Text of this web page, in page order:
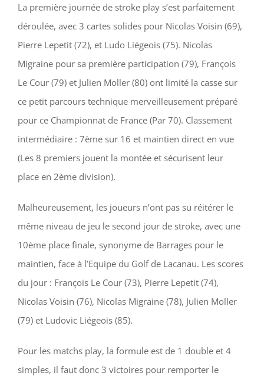
La première journée de stroke play s’est parfaitement
déroulée, avec 3 cartes solides pour Nicolas Voisin (69),
Pierre Lepetit (72), et Ludo Liégeois (75). Nicolas
Migraine pour sa première participation (79), François
Le Cour (79) et Julien Moller (80) ont limité la casse sur
ce petit parcours technique merveilleusement préparé
pour ce Championnat de France (Par 70). Classement
intermédiaire : 7ème sur 16 et maintien direct en vue
(Les 8 premiers jouent la montée et sécurisent leur
place en 2ème division).
Malheureusement, les joueurs n’ont pas su réitérer le
même niveau de jeu le second jour de stroke, avec une
10ème place finale, synonyme de Barrages pour le
maintien, face à l’Equipe du Golf de Lacanau. Les scores
du jour : François Le Cour (73), Pierre Lepetit (74),
Nicolas Voisin (76), Nicolas Migraine (78), Julien Moller
(79) et Ludovic Liégeois (85).
Pour les matchs play, la formule est de 1 double et 4
simples, il faut donc 3 victoires pour remporter le